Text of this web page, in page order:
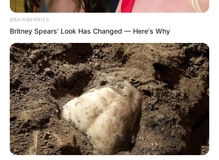
BRAINBERRIES
Britney Spears' Look Has Changed — Here's Why